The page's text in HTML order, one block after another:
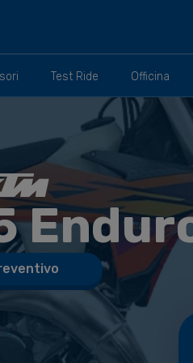
Test Ride Officina